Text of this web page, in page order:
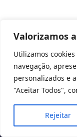
Valorizamos
Utilizamos
navegação,
personalizados e
"Aceitar Todos",
Rejeitar
Copyright ©
Powered by